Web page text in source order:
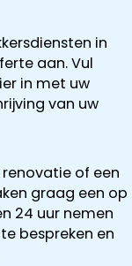
in
aan. Vul
in met uw
van uw
of een
graag een op
24 uur nemen
bespreken en